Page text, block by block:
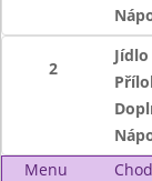
2
Jídlo
Menu
Chod